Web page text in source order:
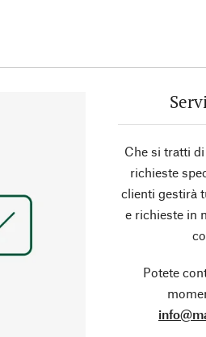
Che si tratti
richieste
clienti gestirà
e richieste in
Potete